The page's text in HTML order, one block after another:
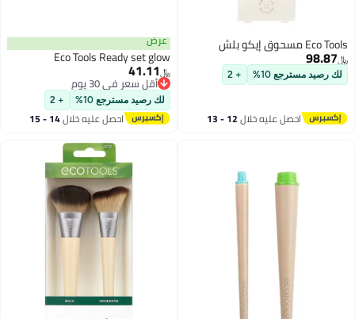
Eco Tools مسحوق إيكو بلش
﷼‏98.87
لك رصيد مسترجع 10% + 2
احصل عليه خلال 12 - 13
عرض
Eco Tools Ready set glow
﷼‏41.11
أقل سعر في 30 يوم
أقل سعر في 30 يوم
لك رصيد مسترجع 10% + 2
احصل عليه خلال 14 - 15